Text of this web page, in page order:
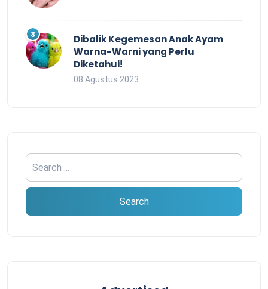
Dibalik Kegemesan Anak Ayam
Warna-Warni yang Perlu
Diketahui!
08 Agustus 2023